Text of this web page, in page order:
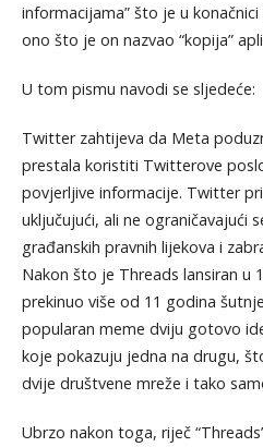
informacijama” što je u
ono što je on nazvao “kopija”
U tom pismu navodi se sljedeće:
Twitter zahtijeva da Meta
prestala koristiti Twitterove
povjerljive informacije. Twitter
uključujući, ali ne ograničavajući
građanskih pravnih lijekova i
Nakon što je Threads lansiran u
prekinuo više od 11 godina
popularan meme dviju gotovo
koje pokazuju jedna na drugu,
dvije društvene mreže i tako
Ubrzo nakon toga, riječ